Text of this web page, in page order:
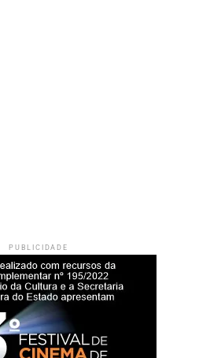
PUBLICIDADE